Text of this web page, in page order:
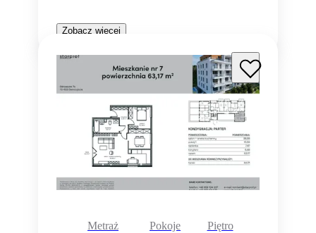
Zobacz więcej
Metraż
Pokoje
Piętro